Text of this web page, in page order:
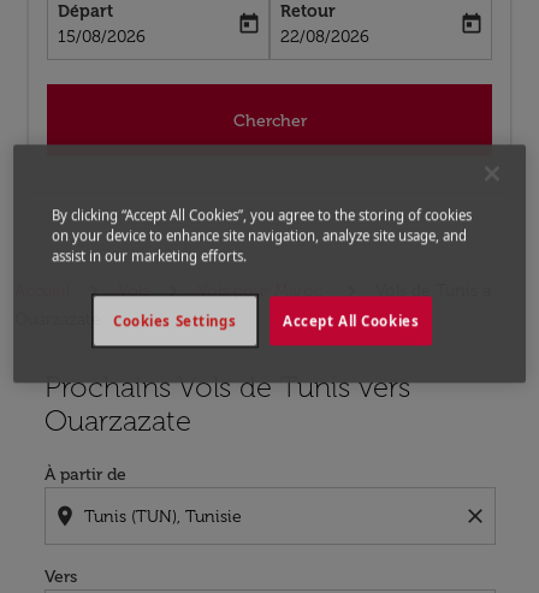
Départ
fc-booking-departure-date-aria-label
15/08/2026
today
Retour
fc-booking-return-date-aria-label
22/08/2026
today
Chercher
Vols Vols pour Maroc
Prochains Vols de Tunis vers
Ouarzazate
À partir de
location_on close
Vers
Aucun tarif trouvé pour les options populaires
By clicking “Accept All Cookies”, you agree to the storing of cookies
on your device to enhance site navigation, analyze site usage, and
assist in our marketing efforts.
Accept All Cookies
Cookies Settings